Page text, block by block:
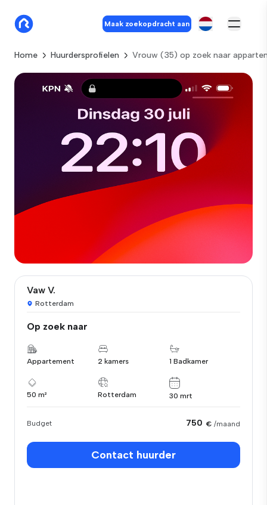
Maak zoekopdracht aan
Home Huurdersprofielen Vrouw (35) op zoek naar
Vaw V.
Rotterdam
Op zoek naar
Appartement 2 kamers 1 Badkamer
50 m² Rotterdam 30 mrt
Budget 750 € /maand
Contact huurder